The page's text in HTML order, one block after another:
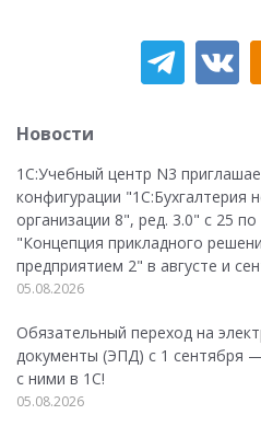
Новости
1С:Учебный центр N3
конфигурации "1С:Бухгалтерия
организации 8", ред. 3.0" с 25 по
"Концепция прикладного
предприятием 2" в августе и
05.08.2026
Обязательный переход на
документы (ЭПД) с 1 сентября
с ними в 1С!
05.08.2026